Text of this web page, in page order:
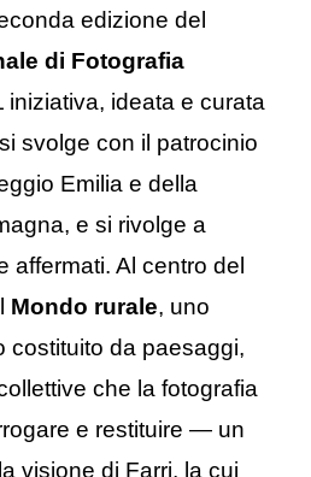
edizione del
di Fotografia
iniziativa, ideata e curata
svolge con il patrocinio
Emilia e della
e si rivolge a
affermati. Al centro del
Mondo rurale, uno
costituito da paesaggi,
che la fotografia
e restituire — un
visione di Farri, la cui